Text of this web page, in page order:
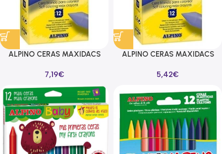
ALPINO CERAS MAXIDACS
7,19€
ALPINO CERAS MAXIDACS
5,42€